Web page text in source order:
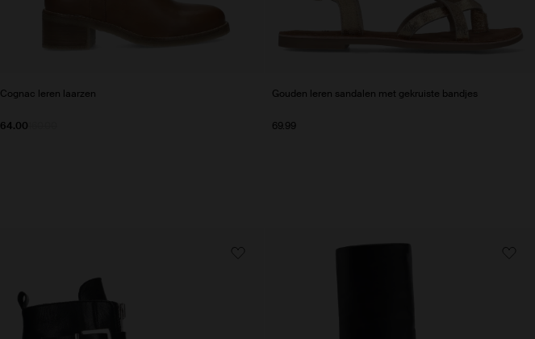
Cognac leren laarzen
64.00
Gouden leren sandalen met gekruiste bandjes
69.99